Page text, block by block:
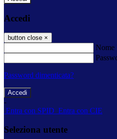
Accedi
button close ×
Nome
Password dimenticata?
-
Entra con SPID Entra con CIE
Seleziona utente